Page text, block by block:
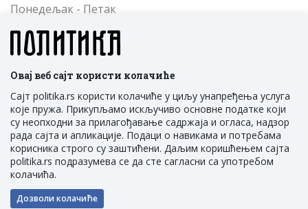
Овај веб сајт користи колачиће
Сајт politika.rs користи колачиће у циљу унапређења услуга
које пружа. Прикупљамо искључиво основне податке који
су неопходни за прилагођавање садржаја и огласа, надзор
рада сајта и апликације. Подаци о навикама и потребама
корисника строго су заштићени. Даљим коришћењем сајта
politika.rs подразумева се да сте сагласни са употребом
колачића.
Дозволи колачиће
Понедељак - Петак
од 09 до 17 часова
Cубота - Недеља
ПОЛИТИКА НМ Д.О.О. Београд, Трг Политика 1,
Србија
Developed by:NewTec Solutions